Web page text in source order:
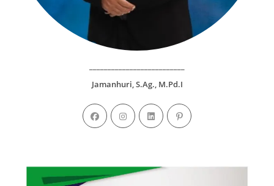
Jamanhuri, S.Ag., M.Pd.I